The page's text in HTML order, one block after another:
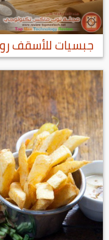
جبسيات للأسقف روعه